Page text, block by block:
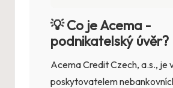
💡 Co je Acema -
podnikatelský úvěr?
Acema Credit Czech, a.s., je
poskytovatelem